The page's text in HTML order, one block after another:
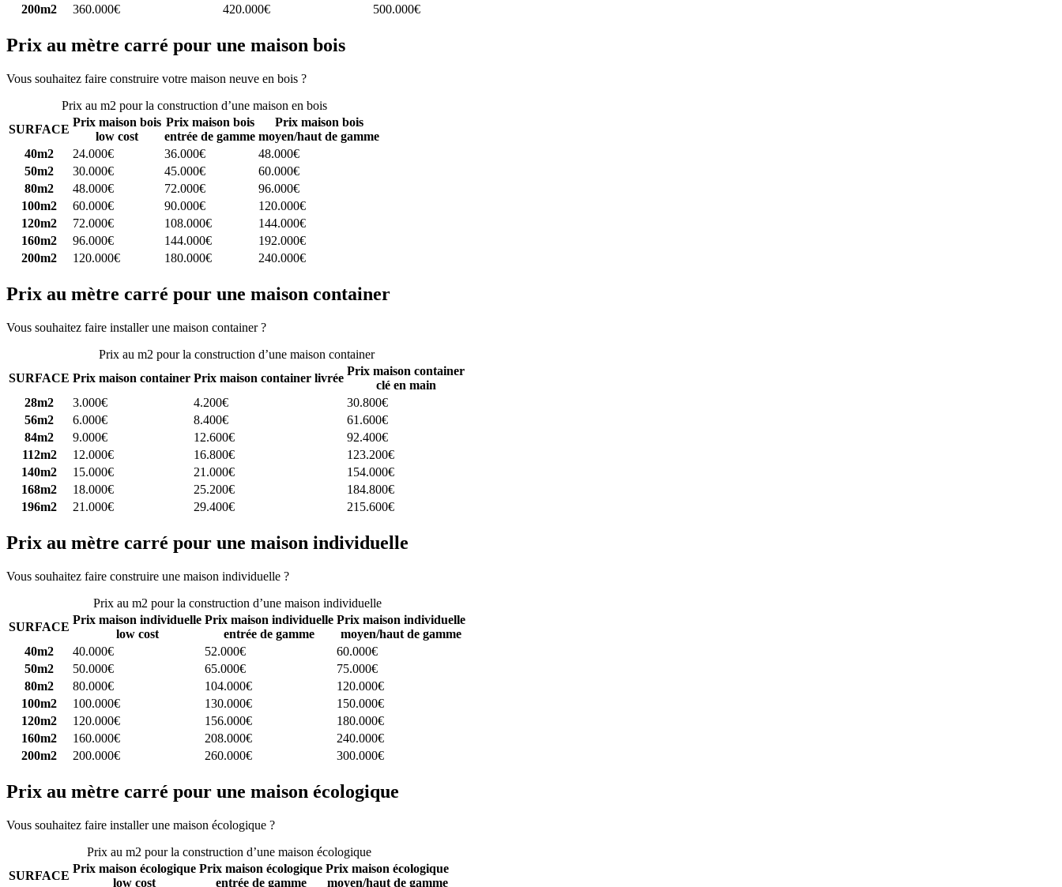
200m2
360.000€ 420.000€ 500.000€
Prix au mètre carré pour une maison bois
Vous souhaitez faire construire votre maison neuve en bois ?
Prix au m2 pour la construction d’une maison en bois
SURFACE
Prix maison bois
low cost
Prix maison bois
entrée de gamme
Prix maison bois
moyen/haut de gamme
40m2
24.000€ 36.000€
48.000€
50m2
30.000€ 45.000€
60.000€
80m2
48.000€ 72.000€
96.000€
100m2
60.000€ 90.000€
120.000€
120m2
72.000€ 108.000€
144.000€
160m2
96.000€ 144.000€
192.000€
200m2
120.000€ 180.000€ 240.000€
Prix au mètre carré pour une maison container
Vous souhaitez faire installer une maison container ?
Prix au m2 pour la construction d’une maison container
SURFACE Prix maison container Prix maison container livrée
Prix maison container
clé en main
28m2
3.000€ 4.200€
30.800€
56m2
6.000€ 8.400€
61.600€
84m2
9.000€ 12.600€
92.400€
112m2
12.000€ 16.800€
123.200€
140m2
15.000€ 21.000€
154.000€
168m2
18.000€ 25.200€
184.800€
196m2
21.000€ 29.400€ 215.600€
Prix au mètre carré pour une maison individuelle
Vous souhaitez faire construire une maison individuelle ?
Prix au m2 pour la construction d’une maison individuelle
SURFACE
Prix maison individuelle
low cost
Prix maison individuelle
entrée de gamme
Prix maison individuelle
moyen/haut de gamme
40m2
40.000€ 52.000€
60.000€
50m2
50.000€ 65.000€
75.000€
80m2
80.000€ 104.000€
120.000€
100m2
100.000€ 130.000€
150.000€
120m2
120.000€ 156.000€
180.000€
160m2
160.000€ 208.000€
240.000€
200m2
200.000€ 260.000€ 300.000€
Prix au mètre carré pour une maison écologique
Vous souhaitez faire installer une maison écologique ?
Prix au m2 pour la construction d’une maison écologique
SURFACE
Prix maison écologique
low cost
Prix maison écologique
entrée de gamme
Prix maison écologique
moyen/haut de gamme